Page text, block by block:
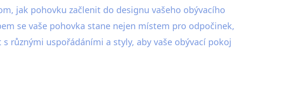
jak pohovku začlenit do designu vašeho obývacího
se vaše pohovka stane nejen místem pro odpočinek,
různými uspořádáními a styly, aby vaše obývací pokoj